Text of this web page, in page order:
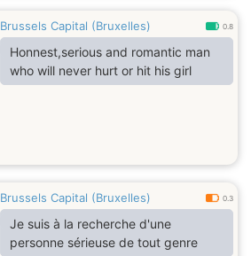
Brussels Capital (Bruxelles) 0.8
Honnest,serious and romantic man
who will never hurt or hit his girl
Brussels Capital (Bruxelles) 0.3
Je suis à la recherche d'une
personne sérieuse de tout genre